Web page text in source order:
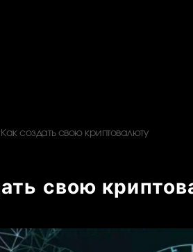
Как создать свою криптовалюту
свою